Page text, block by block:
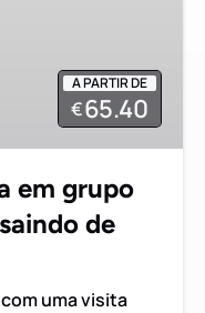
A PARTIR DE
€65.40
em grupo
de
uma visita